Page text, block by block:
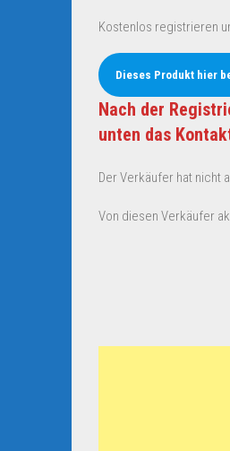
Kostenlos registrieren
Dieses Produkt hier
Nach der
unten das
Der Verkäufer hat nicht
Von diesen Verkäufer